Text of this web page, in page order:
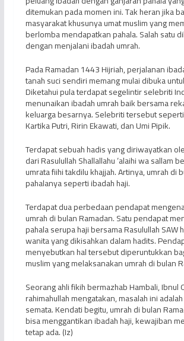
ditemukan pada momen ini. Tak heran jika
masyarakat khusunya umat muslim yang
berlomba mendapatkan pahala. Salah satu
dengan menjalani ibadah umrah.
Pada Ramadan 1443 Hijriah, perjalanan
tanah suci sendiri memang mulai dibuka
Diketahui pula terdapat segelintir selebriti
menunaikan ibadah umrah baik bersama
keluarga besarnya. Selebriti tersebut
Kartika Putri, Ririn Ekawati, dan Umi Pipik.
Terdapat sebuah hadis yang diriwayatkan
dari Rasulullah Shallallahu ‘alaihi wa sallam
umrata fiihi takdilu khajjah. Artinya, umrah di
pahalanya seperti ibadah haji.
Terdapat dua perbedaan pendapat
umrah di bulan Ramadan. Satu pendapat
pahala serupa haji bersama Rasulullah SAW
wanita yang dikisahkan dalam hadits.
menyebutkan hal tersebut diperuntukkan
muslim yang melaksanakan umrah di bulan
Seorang ahli fikih bermazhab Hambali, Ibnul
rahimahullah mengatakan, masalah ini
semata. Kendati begitu, umrah di bulan
bisa menggantikan ibadah haji, kewajiban
tetap ada. (Iz)